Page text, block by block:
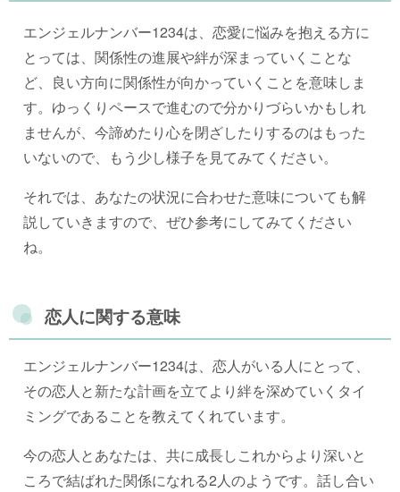
エンジェルナンバー1234は、恋愛に悩みを抱える方に
とっては、関係性の進展や絆が深まっていくことな
ど、良い方向に関係性が向かっていくことを意味しま
す。ゆっくりペースで進むので分かりづらいかもしれ
ませんが、今諦めたり心を閉ざしたりするのはもった
いないので、もう少し様子を見てみてください。
それでは、あなたの状況に合わせた意味についても解
説していきますので、ぜひ参考にしてみてください
ね。
恋人に関する意味
エンジェルナンバー1234は、恋人がいる人にとって、
その恋人と新たな計画を立てより絆を深めていくタイ
ミングであることを教えてくれています。
今の恋人とあなたは、共に成長しこれからより深いと
ころで結ばれた関係になれる2人のようです。話し合い